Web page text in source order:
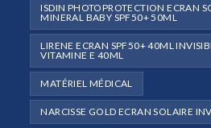
ISDIN PHOTOPROTECTION ECRAN
MINERAL BABY SPF50+ 50ML
LIRENE ECRAN SPF50+ 40ML
VITAMINE E 40ML
MATÉRIEL MÉDICAL
NARCISSE GOLD ECRAN SOLAIRE